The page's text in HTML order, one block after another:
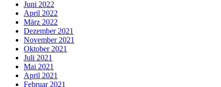
Juni 2022
April 2022
März 2022
Dezember 2021
November 2021
Oktober 2021
Juli 2021
Mai 2021
April 2021
Februar 2021